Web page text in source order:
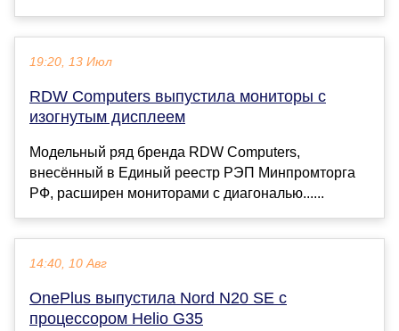
19:20, 13 Июл
RDW Computers выпустила мониторы с
изогнутым дисплеем
Модельный ряд бренда RDW Computers,
внесённый в Единый реестр РЭП Минпромторга
РФ, расширен мониторами с диагональю......
14:40, 10 Авг
OnePlus выпустила Nord N20 SE с
процессором Helio G35